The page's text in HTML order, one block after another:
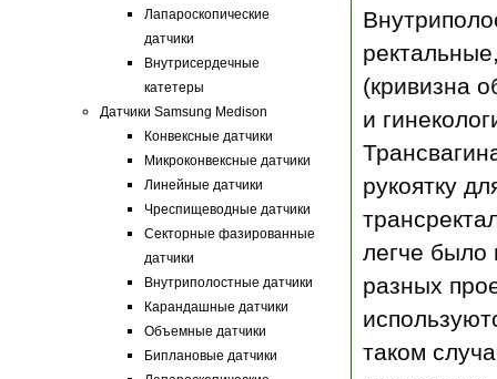
Лапароскопические
датчики
Внутрисердечные
катетеры
Датчики Samsung Medison
Конвексные датчики
Микроконвексные датчики
Линейные датчики
Чреспищеводные датчики
Секторные фазированные
датчики
Внутриполостные датчики
Карандашные датчики
Объемные датчики
Биплановые датчики
(кривизна
и
рукоятку
легче было
разных
таком